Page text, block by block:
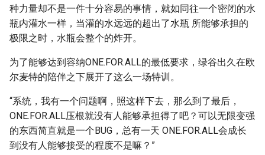
种力量却不是一件十分容易的事情，就如同往一个密闭的水
瓶内灌水一样，当灌的水远远的超出了水瓶 所能够承担的
极限之时，水瓶会整个的炸开。
为了能够达到容纳ONE.FOR.ALL的最低要求，绿谷出久在欧
尔麦特的陪伴之下展开了这么一场特训。
“系统，我有一个问题啊，照这样下去，那么到了最后，
ONE.FOR.ALL压根就没有人能够承担得了吧？可以无限变强
的东西简直就是一个BUG，总有一天 ONE.FOR.ALL会成长
到没有人能够接受的程度不是嘛？”